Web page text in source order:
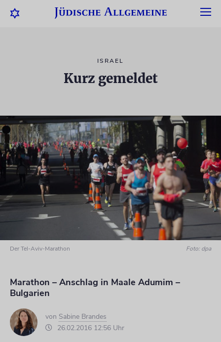
ISRAEL
Kurz gemeldet
Der Tel-Aviv-Marathon Foto: dpa
Marathon – Anschlag in Maale Adumim –
Bulgarien
von Sabine Brandes
26.02.2016 12:56 Uhr